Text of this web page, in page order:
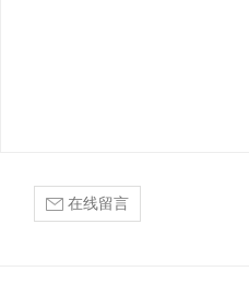
在线留言